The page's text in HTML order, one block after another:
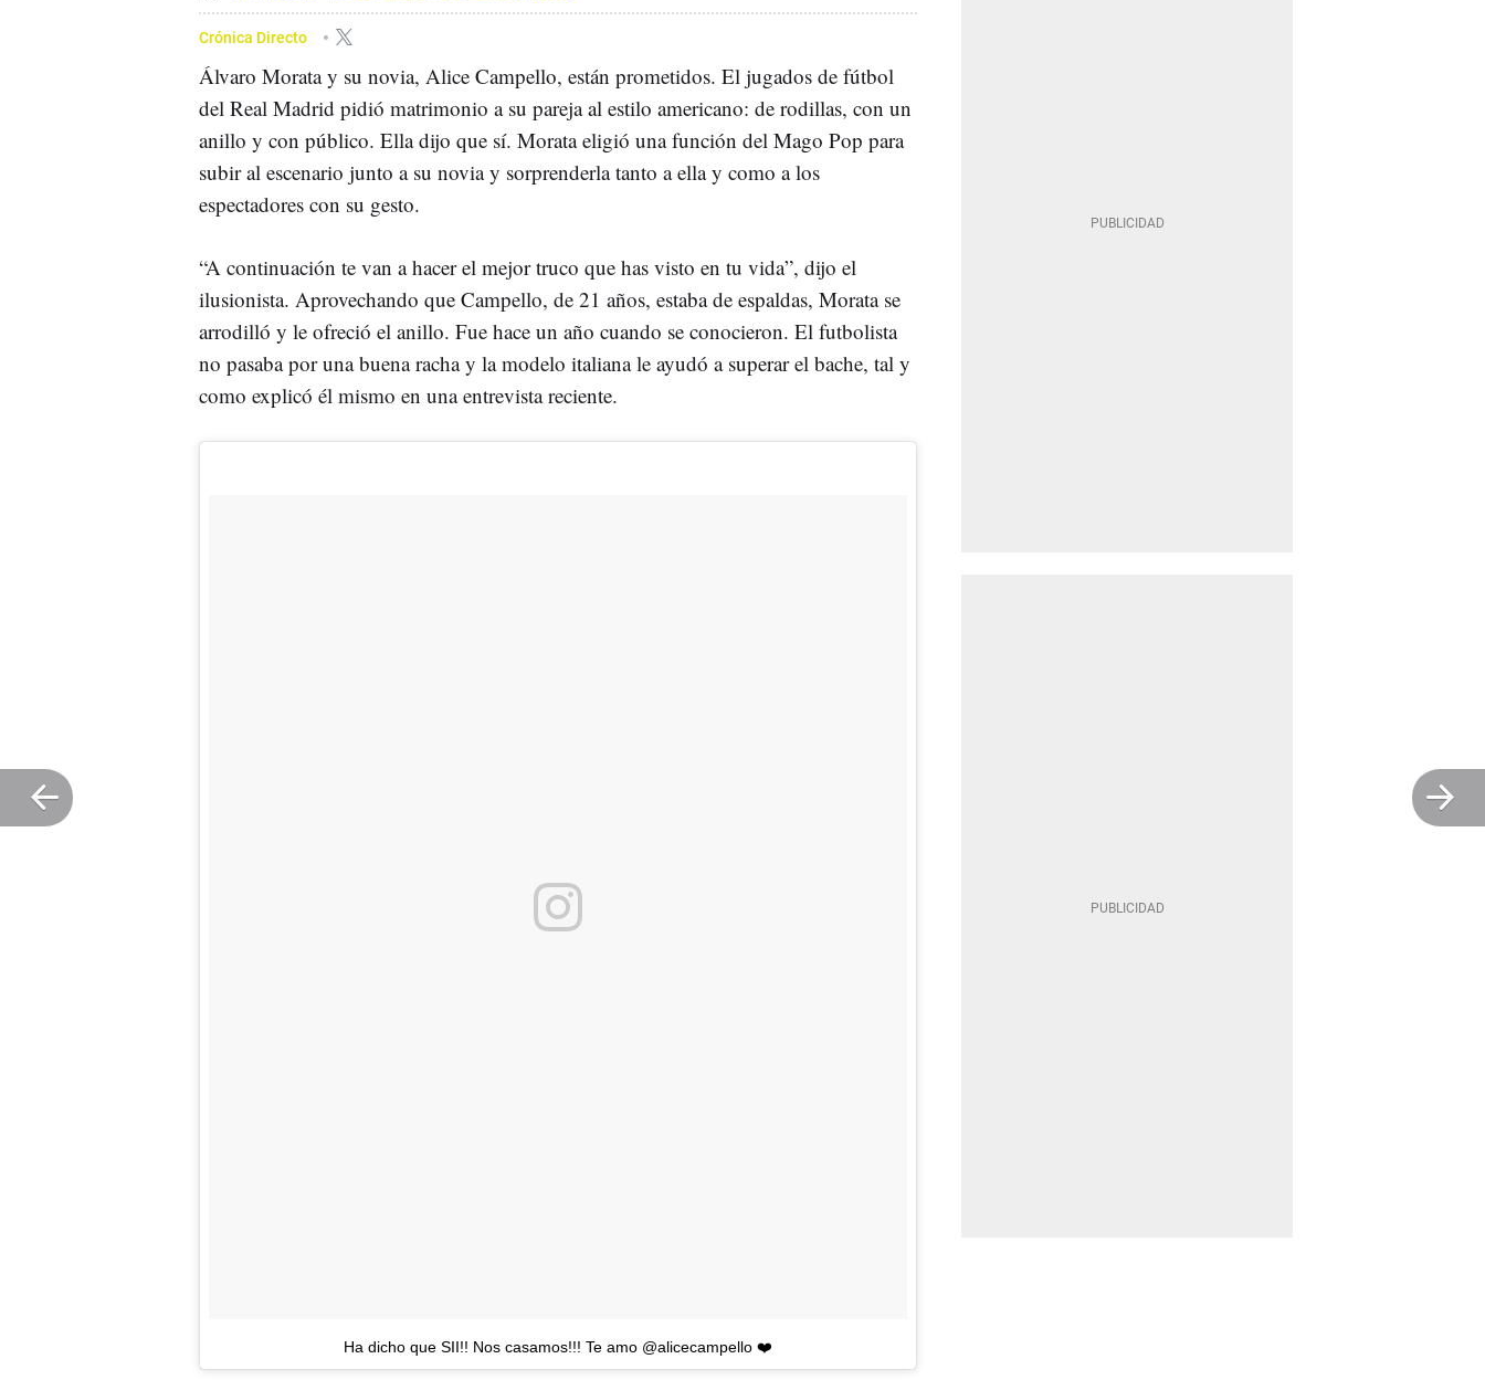
Crónica Directo
Álvaro Morata y su novia, Alice Campello, están prometidos. El jugados de fútbol
del Real Madrid pidió matrimonio a su pareja al estilo americano: de rodillas, con un
anillo y con público. Ella dijo que sí. Morata eligió una función del Mago Pop para
subir al escenario junto a su novia y sorprenderla tanto a ella y como a los
espectadores con su gesto.
“A continuación te van a hacer el mejor truco que has visto en tu vida”, dijo el
ilusionista. Aprovechando que Campello, de 21 años, estaba de espaldas, Morata se
arrodilló y le ofreció el anillo. Fue hace un año cuando se conocieron. El futbolista
no pasaba por una buena racha y la modelo italiana le ayudó a superar el bache, tal y
como explicó él mismo en una entrevista reciente.
Ha dicho que SII!! Nos casamos!!! Te amo @alicecampello ❤️